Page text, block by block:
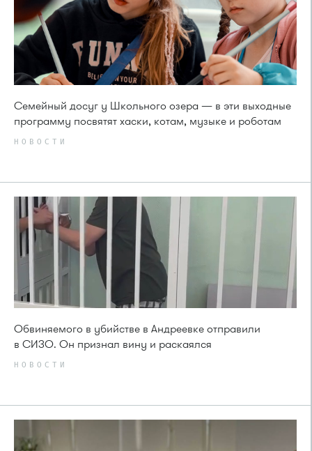
Семейный досуг у Школьного озера — в эти выходные
программу посвятят хаски, котам, музыке и роботам
НОВОСТИ
Обвиняемого в убийстве в Андреевке отправили
в СИЗО. Он признал вину и раскаялся
НОВОСТИ